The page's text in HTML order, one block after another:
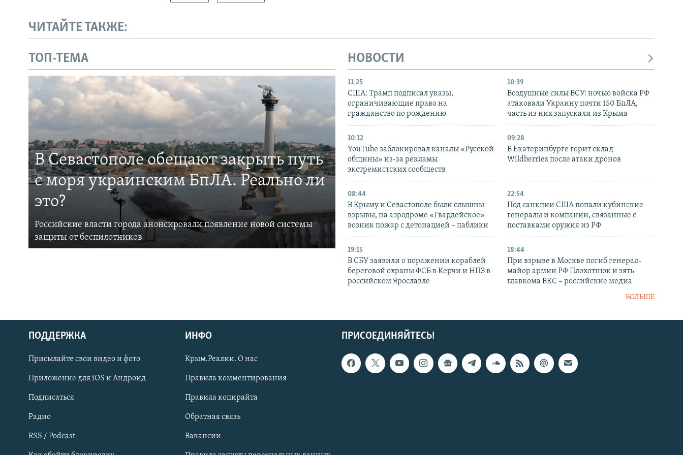
Українською
Qırımtatar
ПРИСОЕДИНЯЙТЕСЬ!
ЧИТАЙТЕ ТАКЖЕ:
ТОП-ТЕМА
В Севастополе обещают закрыть путь
с моря украинским БпЛА. Реально ли
это?
Российские власти города анонсировали появление новой системы
защиты от беспилотников
НОВОСТИ
11:25
США: Трамп подписал указы,
ограничивающие право на
гражданство по рождению
10:39
Воздушные силы ВСУ: ночью войска РФ
атаковали Украину почти 150 БпЛА,
часть из них запускали из Крыма
10:12
YouTube заблокировал каналы «Русской
общины» из-за рекламы
экстремистских сообществ
09:28
В Екатеринбурге горит склад
Wildberries после атаки дронов
08:44
В Крыму и Севастополе были слышны
взрывы, на аэродроме «Гвардейское»
возник пожар с детонацией – паблики
22:54
Под санкции США попали кубинские
генералы и компании, связанные с
поставками оружия из РФ
19:15
В СБУ заявили о поражении кораблей
береговой охраны ФСБ в Керчи и НПЗ в
российском Ярославле
18:44
При взрыве в Москве погиб генерал-
майор армии РФ Плохотнюк и зять
главкома ВКС – российские медиа
БОЛЬШЕ
ПРИСОЕДИНЯЙТЕСЬ!
ПОДДЕРЖКА
Присылайте свои видео и фото
Приложение для iOS и Андроид
Подписаться
Радио
RSS / Podcast
ИНФО
Крым.Реалии. О нас
Правила комментирования
Правила копирайта
Обратная связь
Вакансии